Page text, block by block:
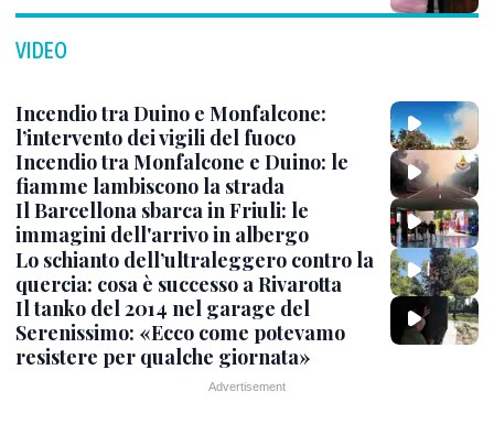
VIDEO
Incendio tra Duino e Monfalcone:
l’intervento dei vigili del fuoco
Incendio tra Monfalcone e Duino: le
fiamme lambiscono la strada
Il Barcellona sbarca in Friuli: le
immagini dell'arrivo in albergo
Lo schianto dell’ultraleggero contro la
quercia: cosa è successo a Rivarotta
Il tanko del 2014 nel garage del
Serenissimo: «Ecco come potevamo
resistere per qualche giornata»